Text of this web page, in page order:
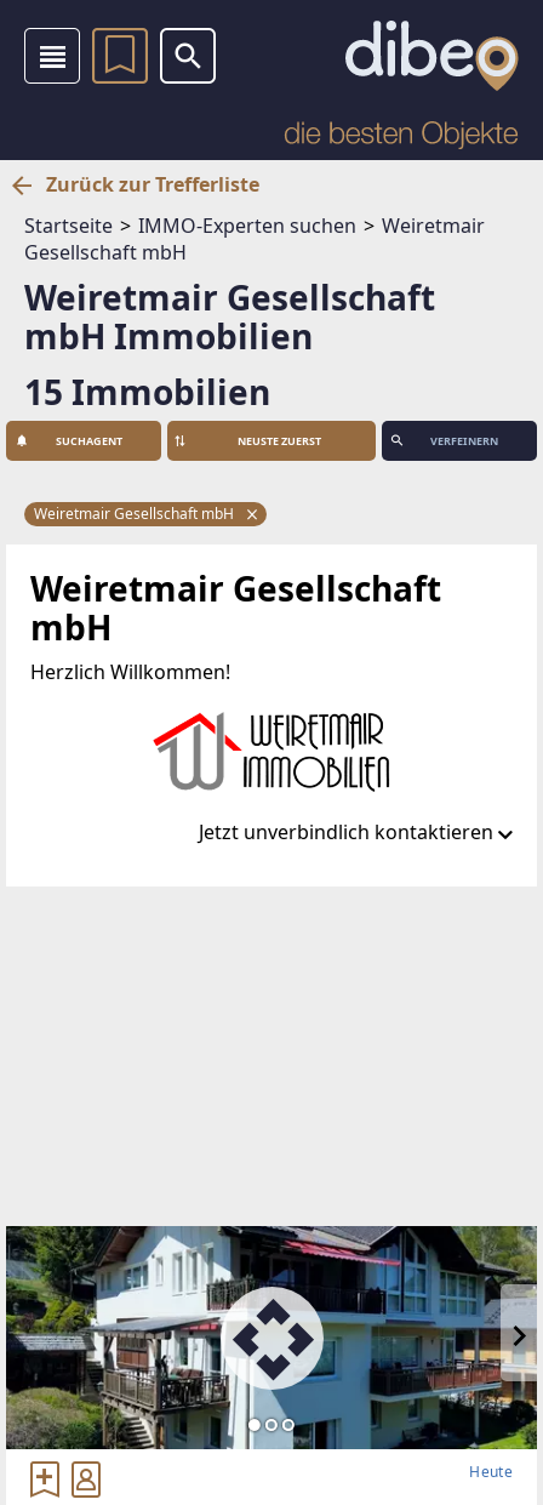
Zurück zur Trefferliste
Startseite
IMMO-Experten suchen
Weiretmair
Gesellschaft mbH
Weiretmair Gesellschaft
mbH Immobilien
15 Immobilien
SUCHAGENT VERFEINERN
Weiretmair Gesellschaft mbH
Weiretmair Gesellschaft
mbH
Herzlich Willkommen!
Jetzt unverbindlich kontaktieren
Heute